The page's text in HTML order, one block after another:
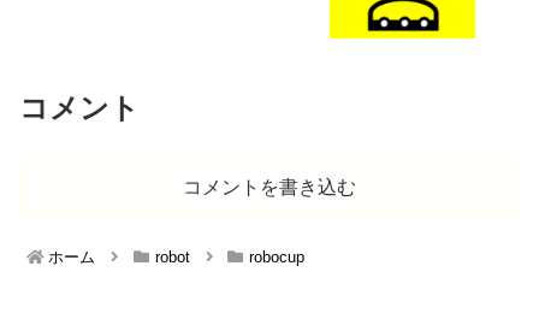
コメント
コメントを書き込む
ホーム robot robocup